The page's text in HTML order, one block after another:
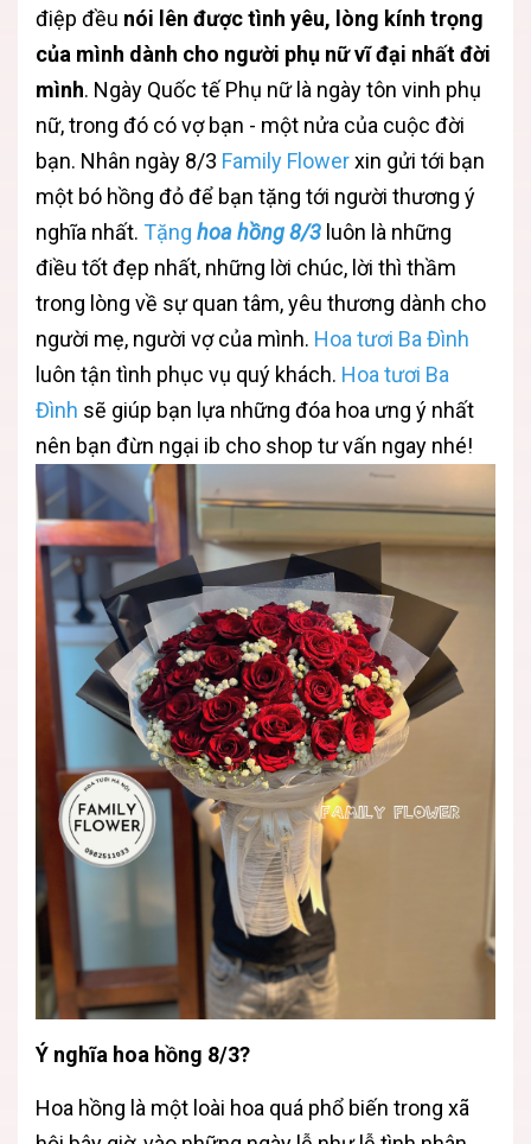
điệp đều nói lên được tình yêu, lòng kính trọng
của mình dành cho người phụ nữ vĩ đại nhất đời
mình. Ngày Quốc tế Phụ nữ là ngày tôn vinh phụ
nữ, trong đó có vợ bạn - một nửa của cuộc đời
bạn. Nhân ngày 8/3 Family Flowerxin gửi tới bạn
một bó hồng đỏ để bạn tặng tới người thương ý
nghĩa nhất. Tặng hoa hồng 8/3 luôn là những
điều tốt đẹp nhất, những lời chúc, lời thì thầm
trong lòng về sự quan tâm, yêu thương dành cho
người mẹ, người vợ của mình. Hoa tươi Ba Đình
luôn tận tình phục vụ quý khách. Hoa tươi Ba
Đình sẽ giúp bạn lựa những đóa hoa ưng ý nhất
nên bạn đừn ngại ib cho shop tư vấn ngay nhé!
Ý nghĩa hoa hồng 8/3?
Hoa hồng là một loài hoa quá phổ biến trong xã